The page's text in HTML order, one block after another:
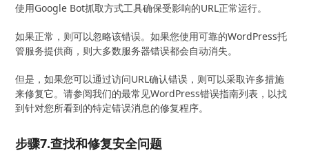
使用Google Bot抓取方式工具确保受影响的URL正常运行。
如果正常，则可以忽略该错误。如果您使用可靠的WordPress托
管服务提供商，则大多数服务器错误都会自动消失。
但是，如果您可以通过访问URL确认错误，则可以采取许多措施
来修复它。请参阅我们的最常见WordPress错误指南列表，以找
到针对您所看到的特定错误消息的修复程序。
步骤7.查找和修复安全问题